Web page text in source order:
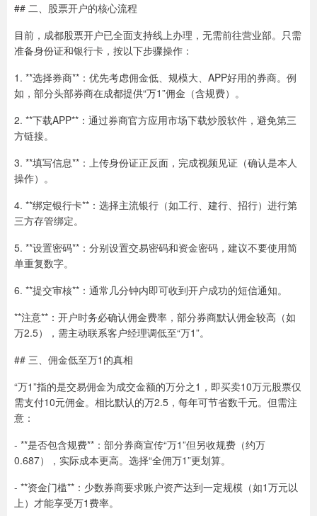
## 二、股票开户的核心流程
目前，成都股票开户已全面支持线上办理，无需前往营业部。只需
准备身份证和银行卡，按以下步骤操作：
1. **选择券商**：优先考虑佣金低、规模大、APP好用的券商。例
如，部分头部券商在成都提供“万1”佣金（含规费）。
2. **下载APP**：通过券商官方应用市场下载炒股软件，避免第三
方链接。
3. **填写信息**：上传身份证正反面，完成视频见证（确认是本人
操作）。
4. **绑定银行卡**：选择主流银行（如工行、建行、招行）进行第
三方存管绑定。
5. **设置密码**：分别设置交易密码和资金密码，建议不要使用简
单重复数字。
6. **提交审核**：通常几分钟内即可收到开户成功的短信通知。
**注意**：开户时务必确认佣金费率，部分券商默认佣金较高（如
万2.5），需主动联系客户经理调低至“万1”。
## 三、佣金低至万1的真相
“万1”指的是交易佣金为成交金额的万分之1，即买卖10万元股票仅
需支付10元佣金。相比默认的万2.5，每年可节省数千元。但需注
意：
- **是否包含规费**：部分券商宣传“万1”但另收规费（约万
0.687），实际成本更高。选择“全佣万1”更划算。
- **资金门槛**：少数券商要求账户资产达到一定规模（如1万元以
上）才能享受万1费率。